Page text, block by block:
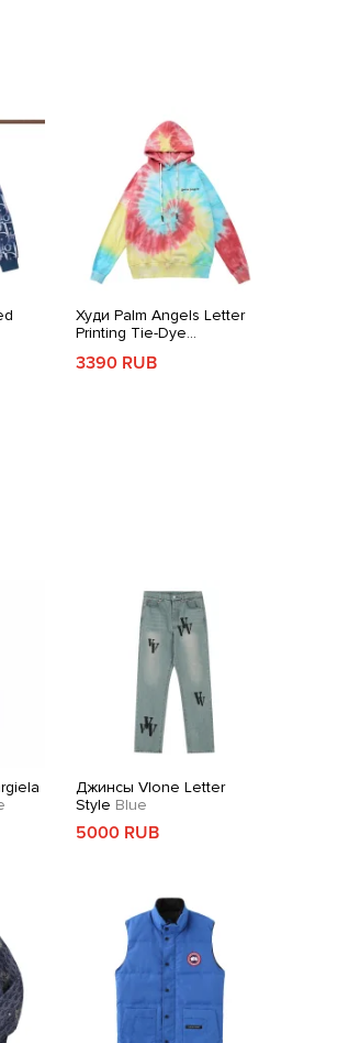
Худи Palm Angels Letter
Printing Tie-Dye
3390 RUB
Джинсы Vlone Letter
Style Blue
5000 RUB